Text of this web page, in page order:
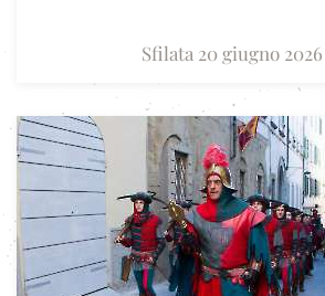
Sfilata 20 giugno 2026